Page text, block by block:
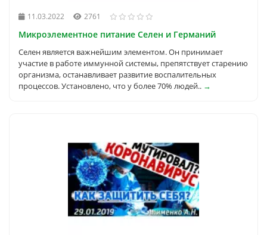
11.03.2022 2761
Микроэлементное питание Селен и Германий
Селен является важнейшим элементом. Он принимает
участие в работе иммунной системы, препятствует старению
организма, останавливает развитие воспалительных
процессов. Установлено, что у более 70% людей.. →